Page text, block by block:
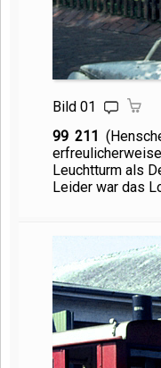
Bild 01
99 211
Leuchtturm als
Leider war das